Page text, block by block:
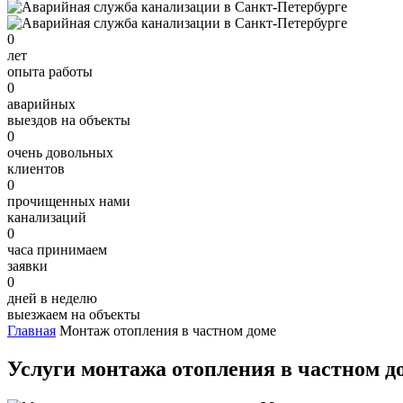
0
лет
опыта работы
0
аварийных
выездов на объекты
0
очень довольных
клиентов
0
прочищенных нами
канализаций
0
часа принимаем
заявки
0
дней в неделю
выезжаем на объекты
Главная Монтаж отопления в частном доме
Услуги монтажа отопления в частном